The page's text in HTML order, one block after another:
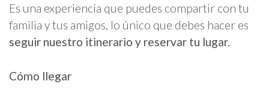
Es una experiencia que puedes compartir con tu
familia y tus amigos, lo único que debes hacer es
seguir nuestro itinerario y reservar tu lugar.
Cómo llegar